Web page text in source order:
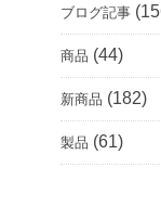
ブログ記事
商品 (44)
新商品 (182)
製品 (61)